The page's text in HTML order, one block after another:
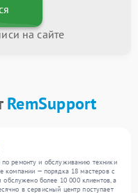
на сайте
RemSupport
ремонту и обслуживанию техники
компании — порядка 18 мастеров с
более 10 000 клиентов, а
в сервисный центр поступает